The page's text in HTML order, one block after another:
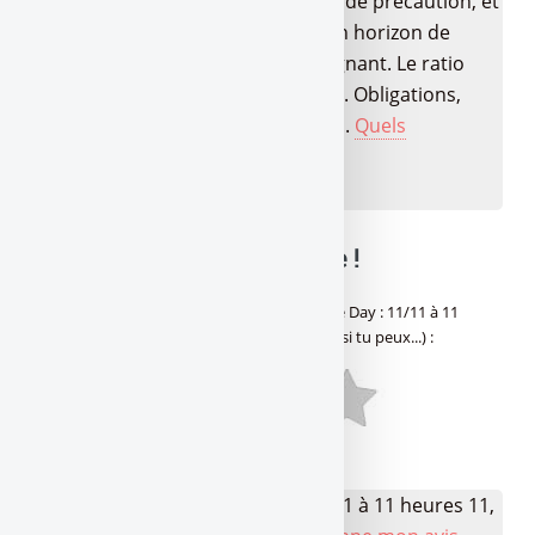
pour la suite ? Tout dépend de ton horizon de
placement et de ton profil d’épargnant. Le ratio
rendement/risque passé au crible. Obligations,
fonds datés, produits structurés,... Quels
🔍 Balance ta note mon pote !
Single Day : 11/11 à 11
heures 11, bande pendant 1 minute ! (enfin si tu peux...):
👉 Votre avis sur Single Day : 11/11 à 11 heures 11,